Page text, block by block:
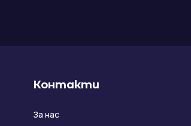
Контакти
За нас